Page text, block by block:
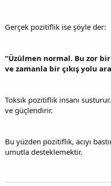
Gerçek pozitiflik ise şöyle der:
“Üzülmen normal. Bu zor
ve zamanla bir çıkış yolu
Toksik pozitiflik insanı
ve güçlendirir.
Bu yüzden pozitiflik, acıyı
umutla desteklemektir.